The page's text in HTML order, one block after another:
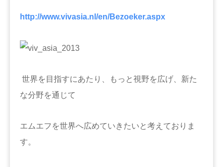
http://www.vivasia.nl/en/Bezoeker.aspx
世界を目指すにあたり、もっと視野を広げ、新た
な分野を通じて
エムエフを世界へ広めていきたいと考えておりま
す。